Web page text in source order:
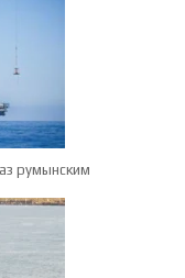
румынским